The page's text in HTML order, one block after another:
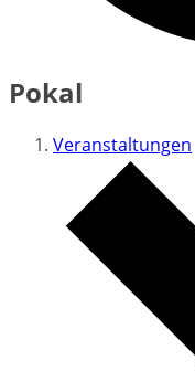
Pokal
Veranstaltungen